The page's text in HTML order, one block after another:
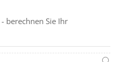
- berechnen Sie Ihr